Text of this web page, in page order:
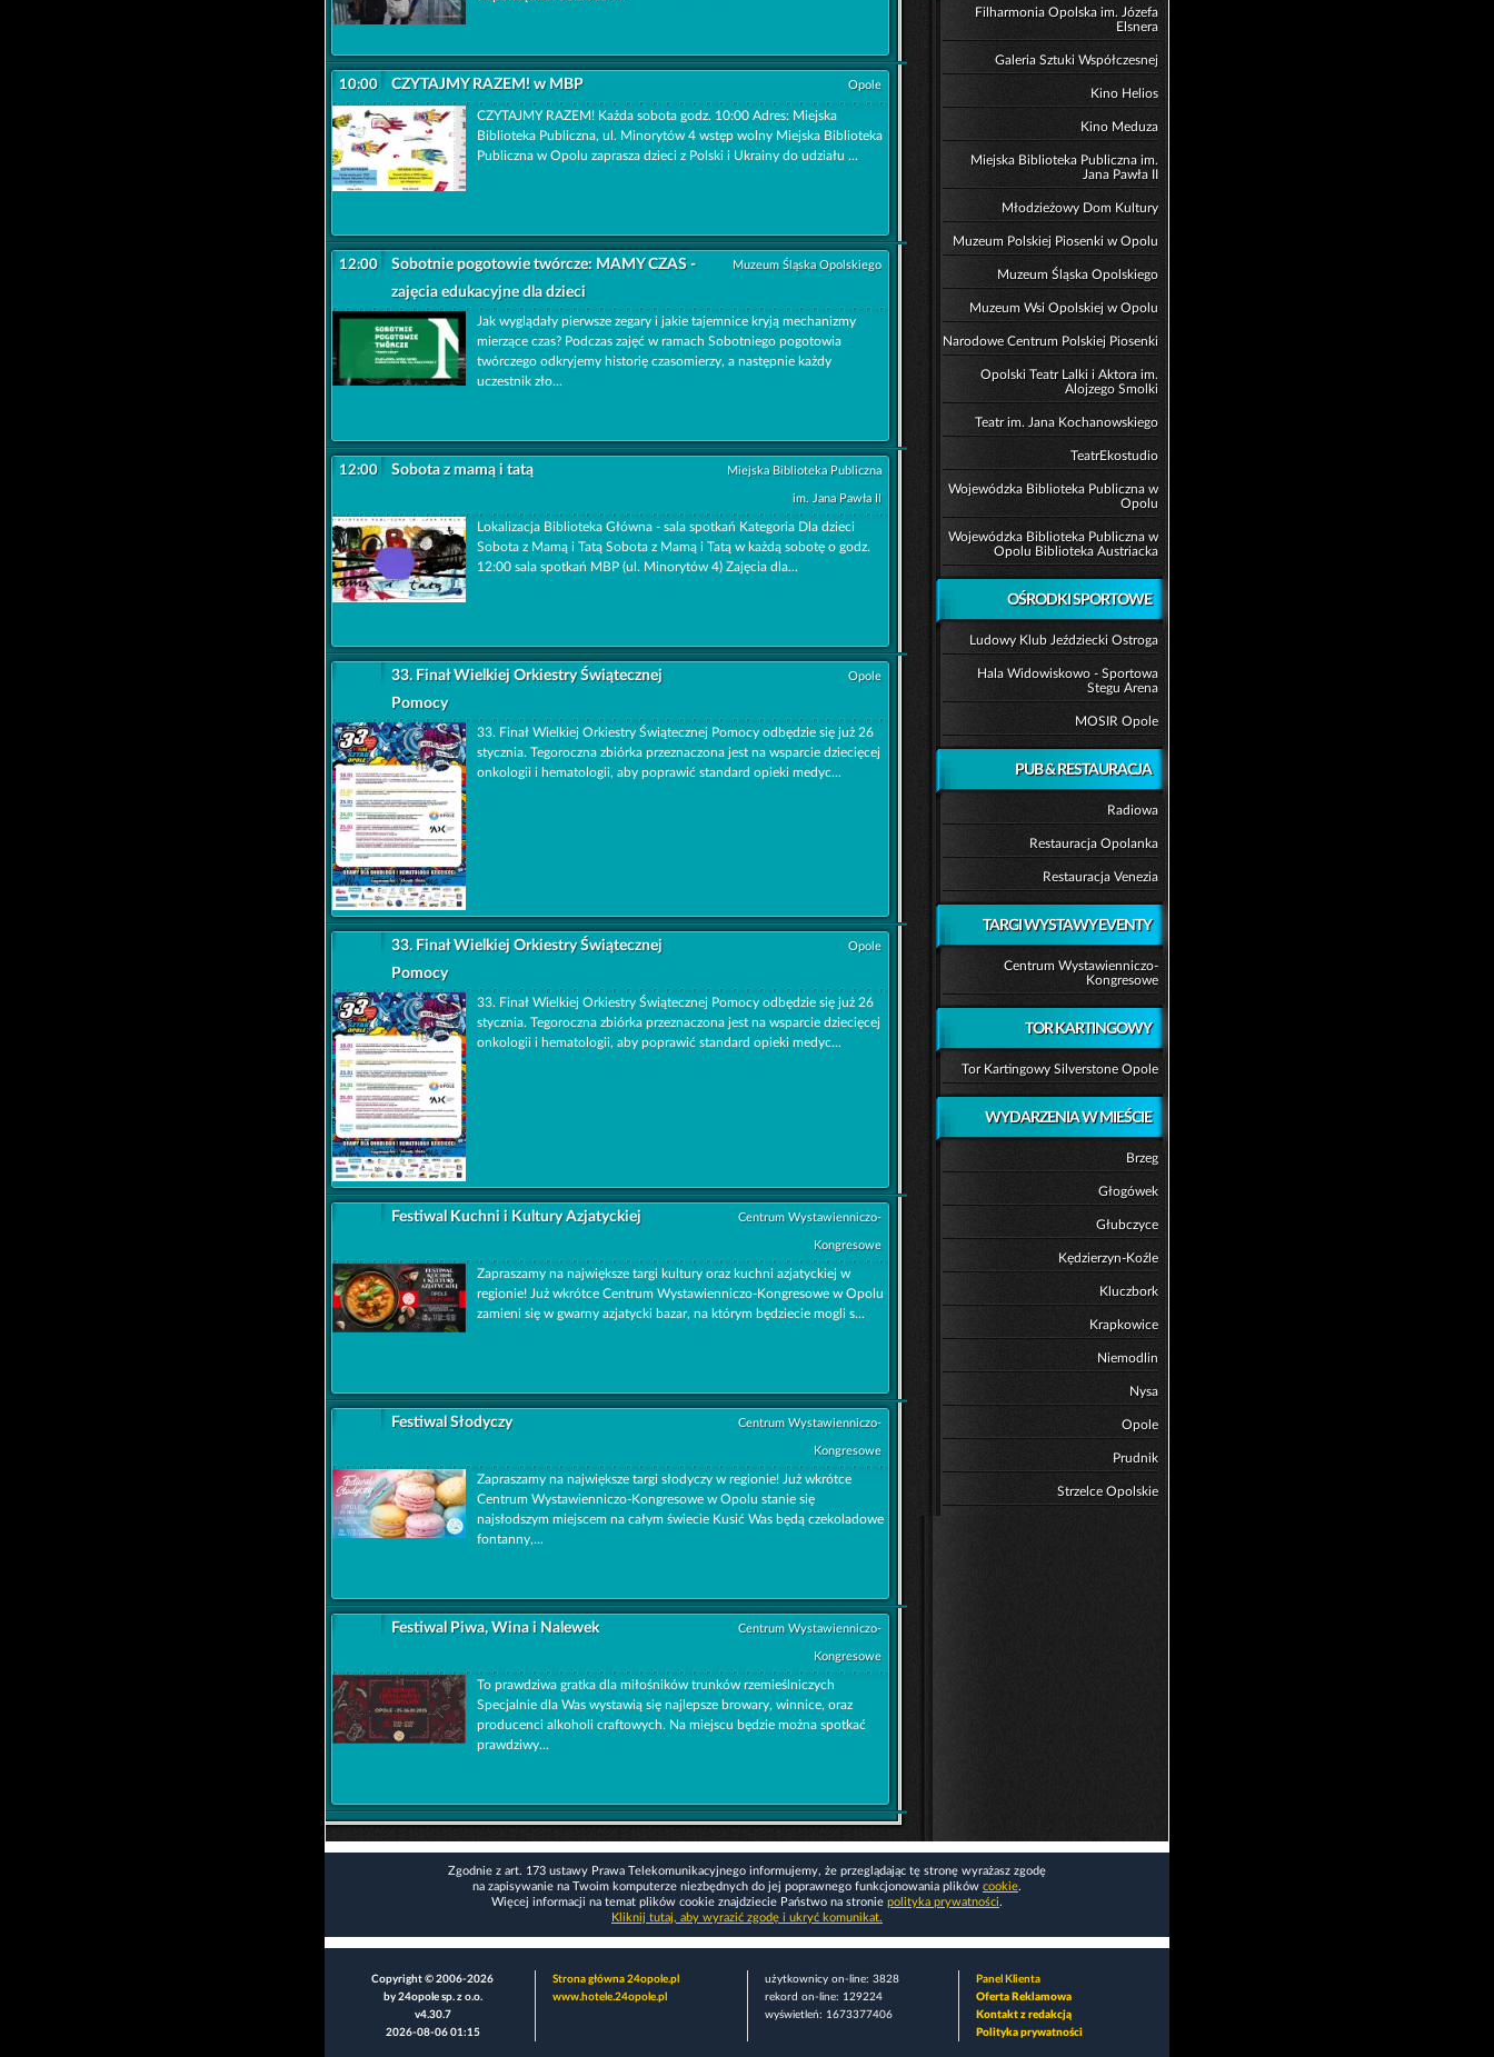
10:00 CZYTAJMY RAZEM! w MBP Opole
CZYTAJMY RAZEM! Każda sobota godz. 10:00 Adres: Miejska
Biblioteka Publiczna, ul. Minorytów 4 wstęp wolny Miejska Biblioteka
Publiczna w Opolu zaprasza dzieci z Polski i Ukrainy do udziału ...
12:00
Sobotnie pogotowie twórcze: MAMY CZAS -
zajęcia edukacyjne dla dzieci
Muzeum Śląska Opolskiego
Jak wyglądały pierwsze zegary i jakie tajemnice kryją mechanizmy
mierzące czas? Podczas zajęć w ramach Sobotniego pogotowia
twórczego odkryjemy historię czasomierzy, a następnie każdy
uczestnik zło...
12:00 Sobota z mamą i tatą Miejska Biblioteka Publiczna
im. Jana Pawła II
Lokalizacja Biblioteka Główna - sala spotkań Kategoria Dla dzieci
Sobota z Mamą i Tatą Sobota z Mamą i Tatą w każdą sobotę o godz.
12:00 sala spotkań MBP (ul. Minorytów 4) Zajęcia dla...
33. Finał Wielkiej Orkiestry Świątecznej
Pomocy
Opole
33. Finał Wielkiej Orkiestry Świątecznej Pomocy odbędzie się już 26
stycznia. Tegoroczna zbiórka przeznaczona jest na wsparcie dziecięcej
onkologii i hematologii, aby poprawić standard opieki medyc...
33. Finał Wielkiej Orkiestry Świątecznej
Pomocy
Opole
33. Finał Wielkiej Orkiestry Świątecznej Pomocy odbędzie się już 26
stycznia. Tegoroczna zbiórka przeznaczona jest na wsparcie dziecięcej
onkologii i hematologii, aby poprawić standard opieki medyc...
Festiwal Kuchni i Kultury Azjatyckiej Centrum Wystawienniczo-
Kongresowe
Zapraszamy na największe targi kultury oraz kuchni azjatyckiej w
regionie! Już wkrótce Centrum Wystawienniczo-Kongresowe w Opolu
zamieni się w gwarny azjatycki bazar, na którym będziecie mogli s...
Festiwal Słodyczy Centrum Wystawienniczo-
Kongresowe
Zapraszamy na największe targi słodyczy w regionie! Już wkrótce
Centrum Wystawienniczo-Kongresowe w Opolu stanie się
najsłodszym miejscem na całym świecie Kusić Was będą czekoladowe
fontanny,...
Festiwal Piwa, Wina i Nalewek Centrum Wystawienniczo-
Kongresowe
To prawdziwa gratka dla miłośników trunków rzemieślniczych
Specjalnie dla Was wystawią się najlepsze browary, winnice, oraz
producenci alkoholi craftowych. Na miejscu będzie można spotkać
prawdziwy...
Filharmonia Opolska im. Józefa
Elsnera
Galeria Sztuki Współczesnej
Kino Helios
Kino Meduza
Miejska Biblioteka Publiczna im.
Jana Pawła II
Młodzieżowy Dom Kultury
Muzeum Polskiej Piosenki w Opolu
Muzeum Śląska Opolskiego
Muzeum Wsi Opolskiej w Opolu
Narodowe Centrum Polskiej Piosenki
Opolski Teatr Lalki i Aktora im.
Alojzego Smolki
Teatr im. Jana Kochanowskiego
TeatrEkostudio
Wojewódzka Biblioteka Publiczna w
Opolu
Wojewódzka Biblioteka Publiczna w
Opolu Biblioteka Austriacka
OŚRODKI SPORTOWE
Ludowy Klub Jeździecki Ostroga
Hala Widowiskowo - Sportowa
Stegu Arena
MOSIR Opole
PUB & RESTAURACJA
Radiowa
Restauracja Opolanka
Restauracja Venezia
TARGI WYSTAWY EVENTY
Centrum Wystawienniczo-
Kongresowe
TOR KARTINGOWY
Tor Kartingowy Silverstone Opole
WYDARZENIA W MIEŚCIE
Brzeg
Głogówek
Głubczyce
Kędzierzyn-Koźle
Kluczbork
Krapkowice
Niemodlin
Nysa
Opole
Prudnik
Strzelce Opolskie
Zgodnie z art. 173 ustawy Prawa Telekomunikacyjnego informujemy, że przeglądając tę stronę wyrażasz zgodę
na zapisywanie na Twoim komputerze niezbędnych do jej poprawnego funkcjonowania plików cookie.
Więcej informacji na temat plików cookie znajdziecie Państwo na stronie polityka prywatności.
Kliknij tutaj, aby wyrazić zgodę i ukryć komunikat.
Copyright © 2006-2026
by 24opole sp. z o.o.
v4.30.7
2026-08-06 01:15
Strona główna 24opole.pl
www.hotele.24opole.pl
użytkownicy on-line: 3828
rekord on-line: 129224
wyświetleń: 1673377406
Panel Klienta
Oferta Reklamowa
Kontakt z redakcją
Polityka prywatności